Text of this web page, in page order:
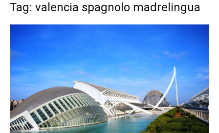
Tag: valencia spagnolo madrelingua